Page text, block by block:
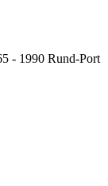
- 1990 Rund-Port